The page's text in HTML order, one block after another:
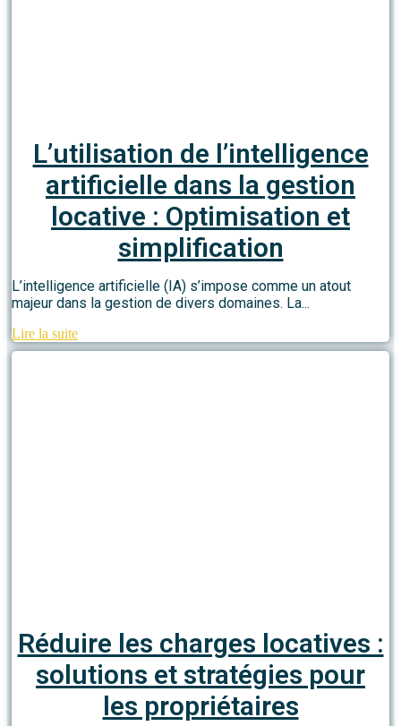
L’utilisation de l’intelligence
artificielle dans la gestion
locative : Optimisation et
simplification
L’intelligence artificielle (IA) s’impose comme un atout
majeur dans la gestion de divers domaines. La...
Lire la suite
Réduire les charges locatives :
solutions et stratégies pour
les propriétaires